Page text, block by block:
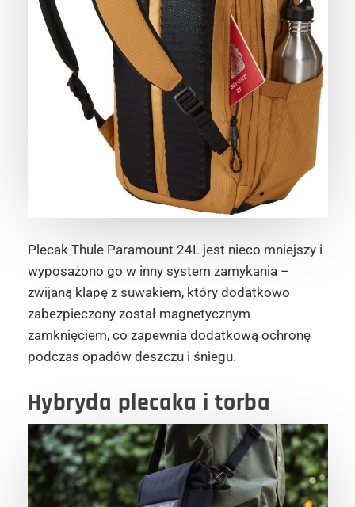
Plecak Thule Paramount 24L jest nieco mniejszy i
wyposażono go w inny system zamykania –
zwijaną klapę z suwakiem, który dodatkowo
zabezpieczony został magnetycznym
zamknięciem, co zapewnia dodatkową ochronę
podczas opadów deszczu i śniegu.
Hybryda plecaka i torba